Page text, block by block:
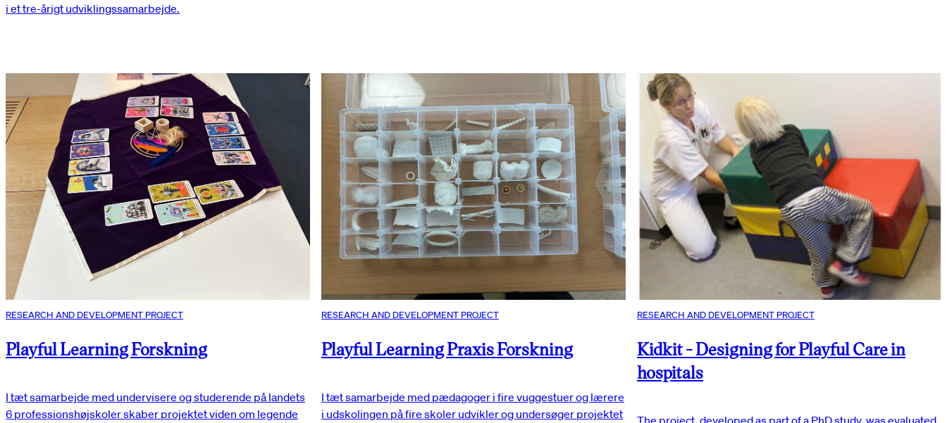
i et tre-årigt udviklingssamarbejde.
RESEARCH AND DEVELOPMENT PROJECT
Playful Learning Forskning
I tæt samarbejde med undervisere og studerende på landets
6 professionshøjskoler skaber projektet viden om legende
RESEARCH AND DEVELOPMENT PROJECT
Playful Learning Praxis Forskning
I tæt samarbejde med pædagoger i fire vuggestuer og lærere
i udskolingen på fire skoler udvikler og undersøger projektet
RESEARCH AND DEVELOPMENT PROJECT
Kidkit - Designing for Playful Care in
hospitals